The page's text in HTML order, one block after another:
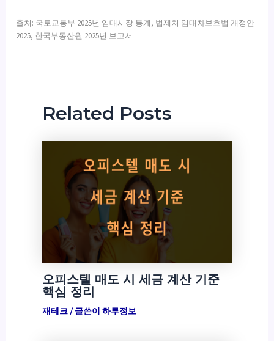
출처: 국토교통부 2025년 임대시장 통계, 법제처 임대차보호법 개정안
2025, 한국부동산원 2025년 보고서
Related Posts
오피스텔 매도 시 세금 계산 기준
핵심 정리
재테크/ 글쓴이 하루정보